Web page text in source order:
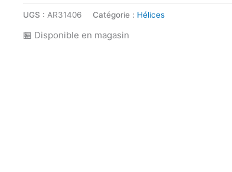
Plateau
cone.
UGS : AR31406 Catégorie : Hélices
🏪 Disponible en magasin